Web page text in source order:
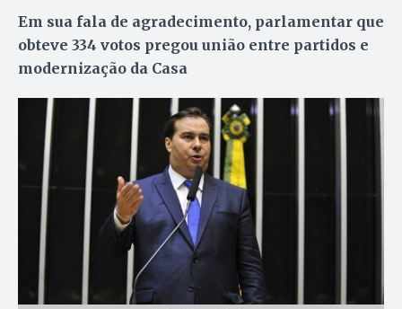
Em sua fala de agradecimento, parlamentar que
obteve 334 votos pregou união entre partidos e
modernização da Casa